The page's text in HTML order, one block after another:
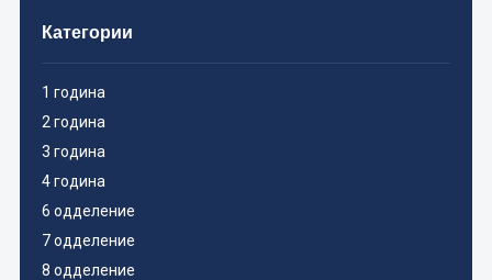
Категории
1 година
2 година
3 година
4 година
6 одделение
7 одделение
8 одделение